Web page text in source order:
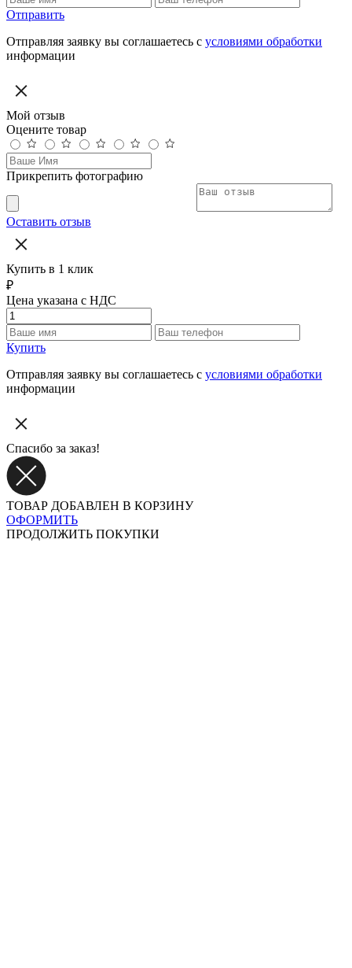
Отправить
Отправляя заявку вы соглашаетесь с условиями обработки
информации
Мой отзыв
Оцените товар
Прикрепить фотографию
Оставить отзыв
Купить в 1 клик
₽
Цена указана с НДС
Купить
Отправляя заявку вы соглашаетесь с условиями обработки
информации
Спасибо за заказ!
ТОВАР ДОБАВЛЕН В КОРЗИНУ
ОФОРМИТЬ
ПРОДОЛЖИТЬ ПОКУПКИ